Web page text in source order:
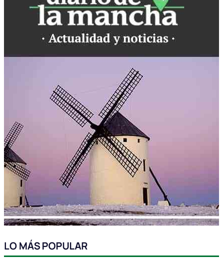
LO MÁS POPULAR